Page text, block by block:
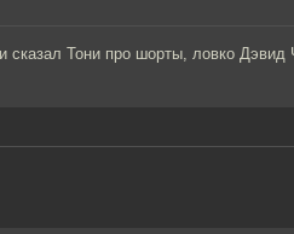
сказал Тони про шорты, ловко Дэвид